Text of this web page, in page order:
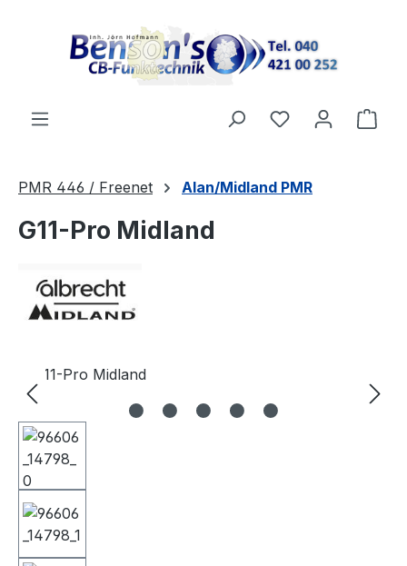
PMR 446 / Freenet Alan/Midland PMR
G11-Pro Midland
Bildergalerie überspringen